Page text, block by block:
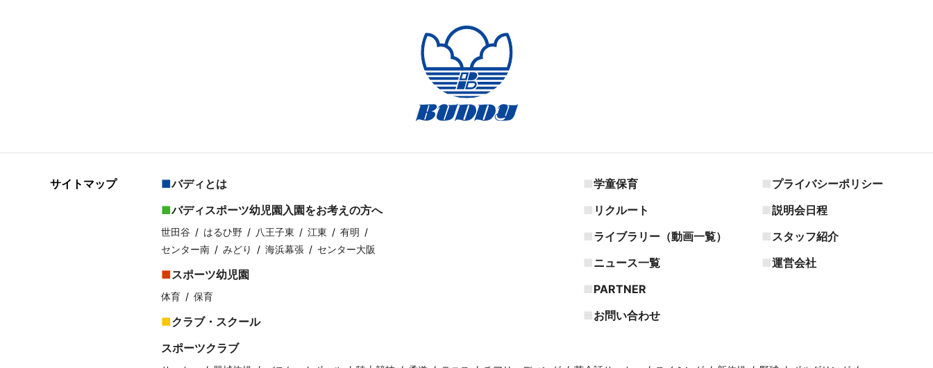
サイトマップ
バディとは
バディスポーツ幼児園入園をお考えの方へ
世田谷 はるひ野 八王子東 江東
有明
センター南
みどり 海浜幕張 センター大阪
スポーツ幼児園
体育 保育
クラブ・スクール
スポーツクラブ
学童保育
リクルート
ライブラリー（動画一覧）
ニュース一覧
PARTNER
お問い合わせ
プライバシーポリシー
説明会日程
スタッフ紹介
運営会社